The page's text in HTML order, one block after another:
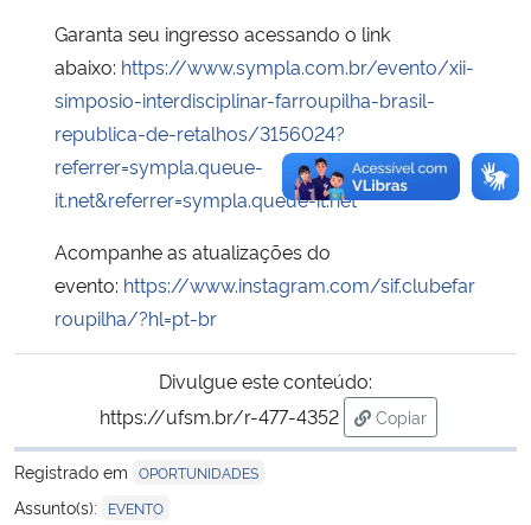
Garanta seu ingresso acessando o link
abaixo: https://www.sympla.com.br/evento/xii-
simposio-interdisciplinar-farroupilha-brasil-
republica-de-retalhos/3156024?
referrer=sympla.queue-
it.net&referrer=sympla.queue-it.net
Acompanhe as atualizações do
evento: https://www.instagram.com/sif.clubefar
roupilha/?hl=pt-br
Divulgue este conteúdo:
https://ufsm.br/r-477-4352
Copiar
para área de
Registrado em OPORTUNIDADES
Assunto(s): EVENTO